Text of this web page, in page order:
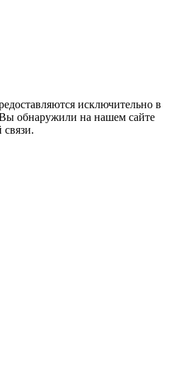
исключительно в
Вы обнаружили на нашем сайте